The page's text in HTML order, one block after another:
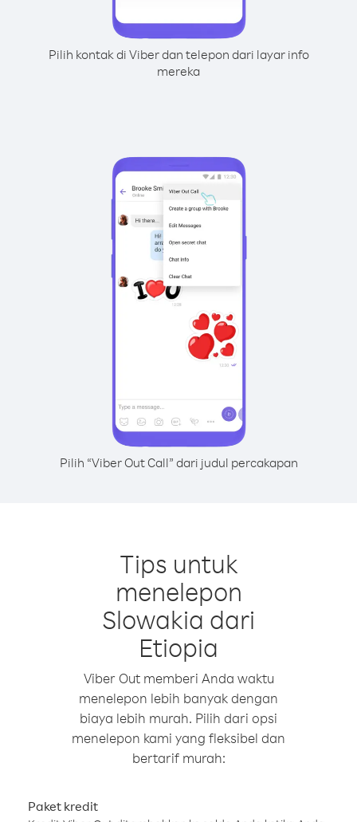
Pilih kontak di Viber dan telepon dari layar info
mereka
Pilih “Viber Out Call” dari judul percakapan
Tips untuk
menelepon
Slowakia dari
Etiopia
Viber Out memberi Anda waktu
menelepon lebih banyak dengan
biaya lebih murah. Pilih dari opsi
menelepon kami yang fleksibel dan
bertarif murah:
Paket kredit